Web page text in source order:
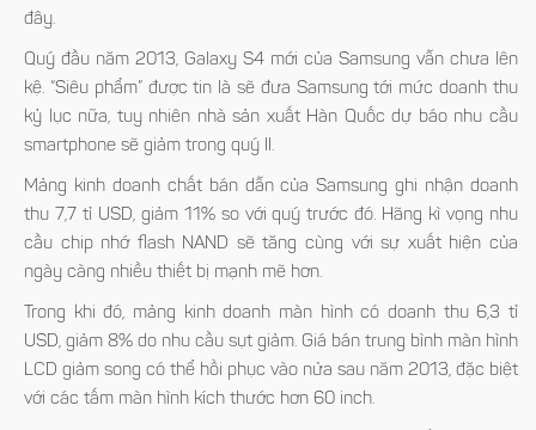
đây.
Quý đầu năm 2013, Galaxy S4 mới của Samsung vẫn chưa lên
kệ. “Siêu phẩm” được tin là sẽ đưa Samsung tới mức doanh thu
kỷ lục nữa, tuy nhiên nhà sản xuất Hàn Quốc dự báo nhu cầu
smartphone sẽ giảm trong quý II.
Mảng kinh doanh chất bán dẫn của Samsung ghi nhận doanh
thu 7,7 tỉ USD, giảm 11% so với quý trước đó. Hãng kì vọng nhu
cầu chip nhớ flash NAND sẽ tăng cùng với sự xuất hiện của
ngày càng nhiều thiết bị mạnh mẽ hơn.
Trong khi đó, mảng kinh doanh màn hình có doanh thu 6,3 tỉ
USD, giảm 8% do nhu cầu sụt giảm. Giá bán trung bình màn hình
LCD giảm song có thể hồi phục vào nửa sau năm 2013, đặc biệt
với các tấm màn hình kích thước hơn 60 inch.